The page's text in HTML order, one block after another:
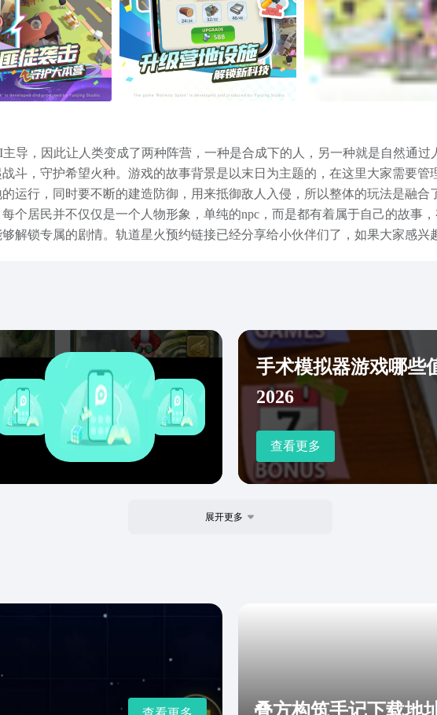
导，因此让人类变成了两种阵营，一种是合成下的人，另一种就是自然通
斗，守护希望火种。游戏的故事背景是以末日为主题的，在这里大家需要
运行，同时要不断的建造防御，用来抵御敌人入侵，所以整体的玩法是融
个居民并不仅仅是一个人物形象，单纯的npc，而是都有着属于自己的故事
解锁专属的剧情。轨道星火预约链接已经分享给小伙伴们了，如果大家感
手术模拟器游戏哪些
2026
查看更多
展开更多
叠方构筑手记下载地